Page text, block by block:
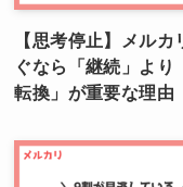
【思考停止】メルカ
ぐなら「継続」より
転換」が重要な理由